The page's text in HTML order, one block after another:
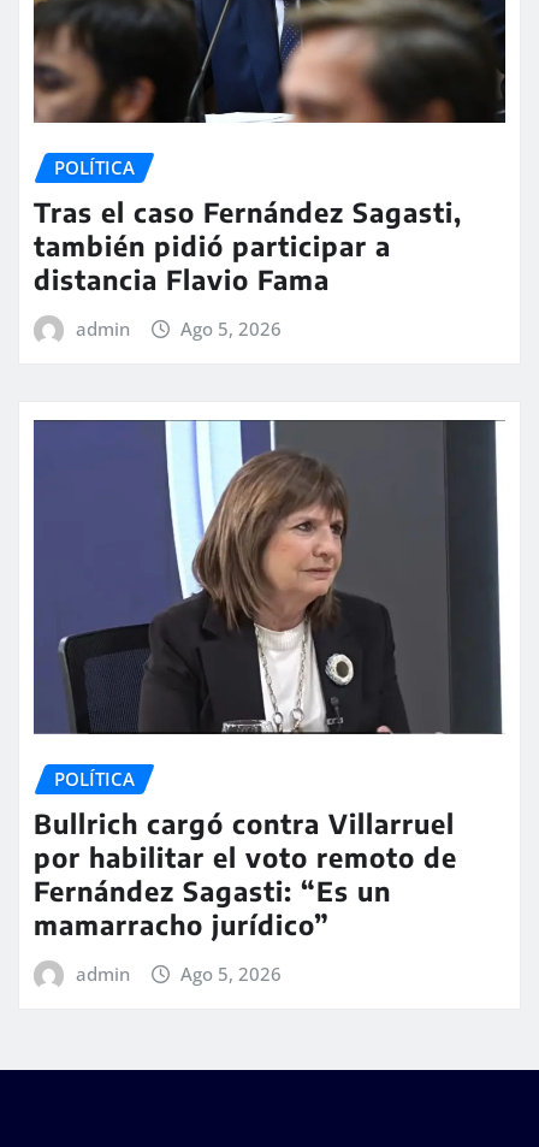
POLÍTICA
Tras el caso Fernández Sagasti,
también pidió participar a
distancia Flavio Fama
admin Ago 5, 2026
POLÍTICA
Bullrich cargó contra Villarruel
por habilitar el voto remoto de
Fernández Sagasti: “Es un
mamarracho jurídico”
admin Ago 5, 2026